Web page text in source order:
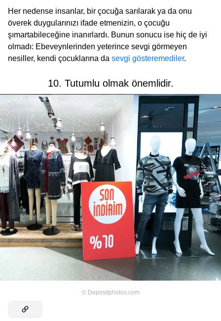
Her nedense insanlar, bir çocuğa sarılarak ya da onu
överek duygularınızı ifade etmenizin, o çocuğu
şımartabileceğine inanırlardı. Bunun sonucu ise hiç de iyi
olmadı: Ebeveynlerinden yeterince sevgi görmeyen
nesiller, kendi çocuklarına da sevgi gösteremediler.
10. Tutumlu olmak önemlidir.
© Depositphotos.com